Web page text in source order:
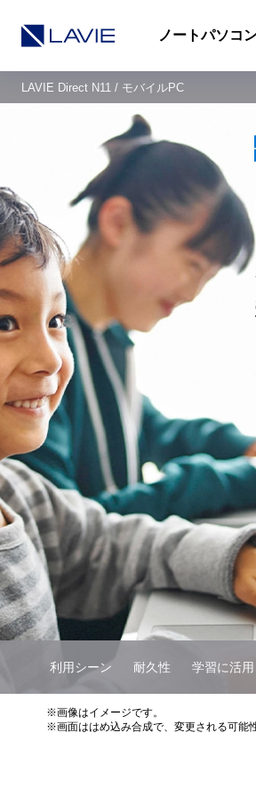
ノートパソコ
LAVIE Direct N11 / モバイルPC
利用シーン 耐久性 学習に活用
※画像はイメージです。
※画面ははめ込み合成で、変更される可能